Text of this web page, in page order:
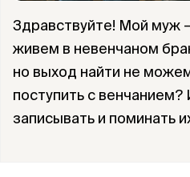
Здравствуйте! Мой муж
живем в невенчаном
но выход найти не
поступить с
записывать и поминать